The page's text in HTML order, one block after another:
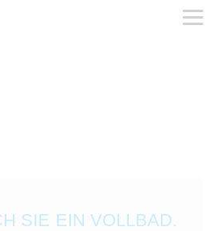
SIE EIN VOLLBAD.